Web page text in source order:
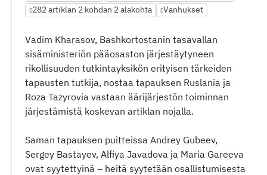
282 artiklan 2 kohdan 2 alakohta
Vanhukset
Vadim Kharasov, Bashkortostanin tasavallan
sisäministeriön pääosaston järjestäytyneen
rikollisuuden tutkintayksikön erityisen tärkeiden
tapausten tutkija, nostaa tapauksen Ruslania ja
Roza Tazyrovia vastaan äärijärjestön toiminnan
järjestämistä koskevan artiklan nojalla.
Saman tapauksen puitteissa Andrey Gubeev,
Sergey Bastayev, Alfiya Javadova ja Maria Gareeva
ovat syytettyinä – heitä syytetään osallistumisesta